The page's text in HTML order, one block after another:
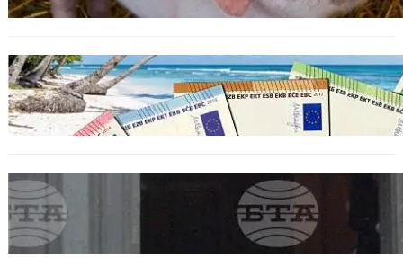
ИКОНОМИКА
Край на цените в две валути: От 9 август
етикетите ще са само в евро.
Варна отбелязва 147 години от създаването
на Военноморските сили